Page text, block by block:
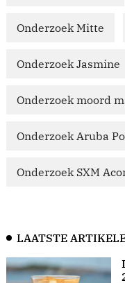
Onderzoek Mitte
Onderzoek Jasmine
Onderzoek moord
Onderzoek Aruba
Onderzoek SXM
LAATSTE